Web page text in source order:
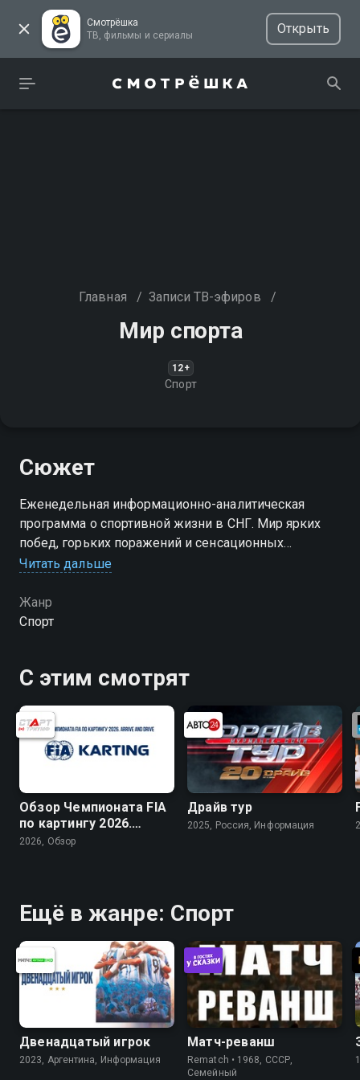
Смотрёшка
ТВ, фильмы и сериалы
Открыть
Главная / Записи ТВ-эфиров /
Мир спорта
12+
Спорт
Сюжет
Еженедельная информационно-аналитическая
программа о спортивной жизни в СНГ. Мир ярких
побед, горьких поражений и сенсационных
разоблачений
Читать дальше
Жанр
Спорт
С этим смотрят
Обзор Чемпионата FIA
по картингу 2026.
Arrive and Drive
2026, Обзор
Драйв тур
2025, Россия, Информация
Ещё в жанре: Спорт
Двенадцатый игрок
2023, Аргентина, Информация
Матч-реванш
Rematch • 1968, СССР,
Cемейный